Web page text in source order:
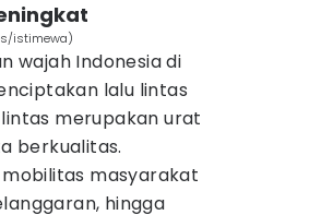
istimewa)
wajah Indonesia di
lalu lintas
merupakan urat
berkualitas.
masyarakat
hingga